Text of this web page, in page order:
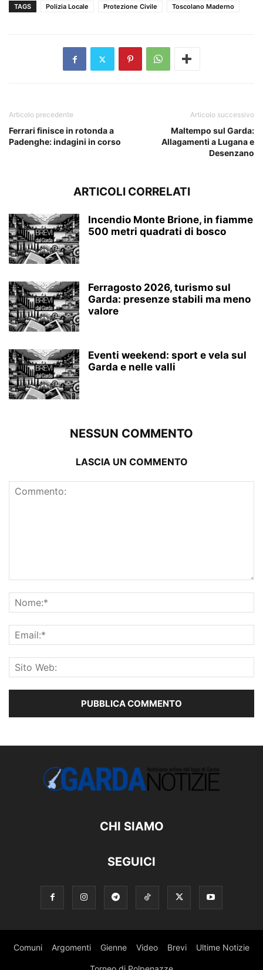
TAGS Polizia Locale Protezione Civile Toscolano Maderno
Articolo precedente
Ferrari finisce in rotonda a
Padenghe: indagini in corso
Articolo successivo
Maltempo sul Garda:
Allagamenti a Lugana e
Desenzano
ARTICOLI CORRELATI
Incendio Monte Brione, in fiamme
500 metri quadrati di bosco
Ferragosto 2026, turismo sul
Garda: presenze stabili ma meno
valore
Eventi weekend: sport e vela sul
Garda e nelle valli
NESSUN COMMENTO
LASCIA UN COMMENTO
CHI SIAMO
SEGUICI
Comuni Argomenti Gienne Video Brevi Ultime Notizie